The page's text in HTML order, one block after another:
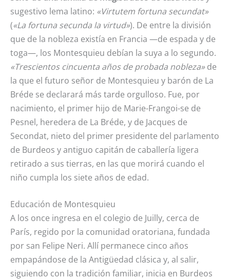
sugestivo lema latino: «Virtutem fortuna secundat»
(«La fortuna secunda la virtud»). De entre la división
que de la nobleza existía en Francia —de espada y de
toga—, los Montesquieu debían la suya a lo segundo.
«Trescientos cincuenta años de probada nobleza»de
la que el futuro señor de Montesquieu y barón de La
Bréde se declarará más tarde orgulloso. Fue, por
nacimiento, el primer hijo de Marie-Frangoi-se de
Pesnel, heredera de La Bréde, y de Jacques de
Secondat, nieto del primer presidente del parlamento
de Burdeos y antiguo capitán de caballería ligera
retirado a sus tierras, en las que morirá cuando el
niño cumpla los siete años de edad.
Educación de Montesquieu
A los once ingresa en el colegio de Juilly, cerca de
París, regido por la comunidad oratoriana, fundada
por san Felipe Neri. Allí permanece cinco años
empapándose de la Antigüedad clásica y, al salir,
siguiendo con la tradición familiar, inicia en Burdeos